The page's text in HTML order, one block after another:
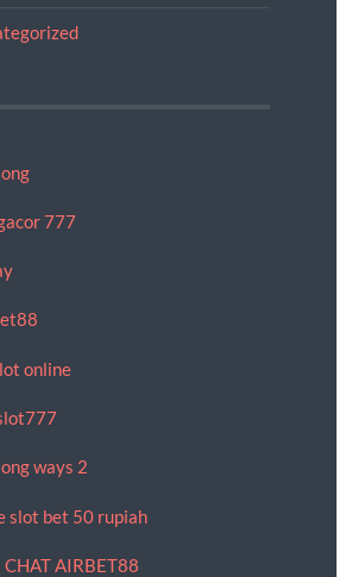
777
online
ways 2
slot bet 50 rupiah
CHAT AIRBET88